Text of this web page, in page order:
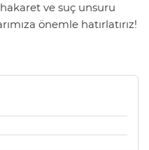
ve suç unsuru
önemle hatırlatırız!